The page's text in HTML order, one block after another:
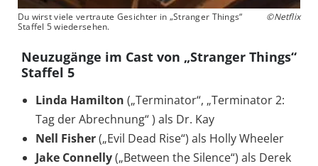
Du wirst viele vertraute Gesichter in „Stranger Things“
Staffel 5 wiedersehen.
©Netflix
Neuzugänge im Cast von „Stranger Things“
Staffel 5
Linda Hamilton („Terminator“, „Terminator 2:
Tag der Abrechnung“ ) als Dr. Kay
Nell Fisher(„Evil Dead Rise“) als Holly Wheeler
Jake Connelly(„Between the Silence“) als Derek